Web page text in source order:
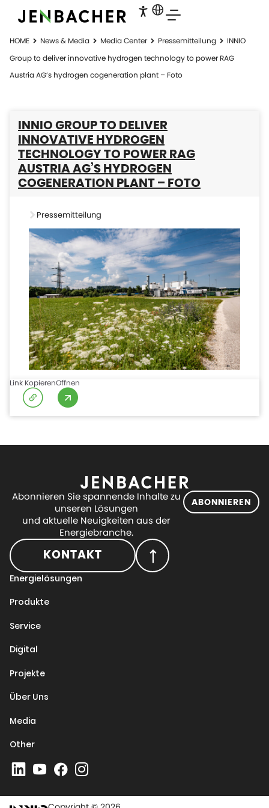
HOME News & Media Media Center Pressemitteilung
INNIO
Group to deliver innovative hydrogen technology to power RAG
Austria AG’s hydrogen cogeneration plant – Foto
INNIO GROUP TO DELIVER
INNOVATIVE HYDROGEN
TECHNOLOGY TO POWER RAG
AUSTRIA AG’S HYDROGEN
COGENERATION PLANT – FOTO
Pressemitteilung
Link KopierenOffnen
Abonnieren Sie spannende Inhalte zu
unseren Lösungen
und aktuelle Neuigkeiten aus der
Energiebranche.
ABONNIEREN
KONTAKT
Energielösungen
Produkte
Service
Digital
Projekte
Über Uns
Media
Other